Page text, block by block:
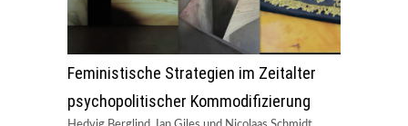
Feministische Strategien im Zeitalter
psychopolitischer Kommodifizierung